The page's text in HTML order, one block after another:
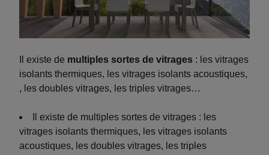
Il existe de multiples sortes de vitrages : les vitrages
isolants thermiques, les vitrages isolants acoustiques,
, les doubles vitrages, les triples vitrages…
Il existe de multiples sortes de vitrages : les
vitrages isolants thermiques, les vitrages isolants
acoustiques, les doubles vitrages, les triples